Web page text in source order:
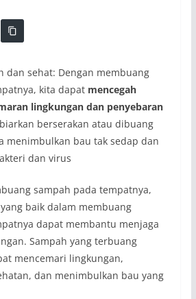
dan sehat: Dengan membuang
kita dapat mencegah
lingkungan dan penyebaran
berserakan atau dibuang
menimbulkan bau tak sedap dan
dan virus
sampah pada tempatnya,
baik dalam membuang
dapat membantu menjaga
Sampah yang terbuang
mencemari lingkungan,
dan menimbulkan bau yang